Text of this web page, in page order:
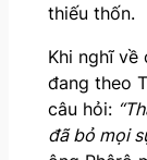
thiếu thốn.
Khi nghĩ về
đang theo
câu hỏi:
đã bỏ mọi